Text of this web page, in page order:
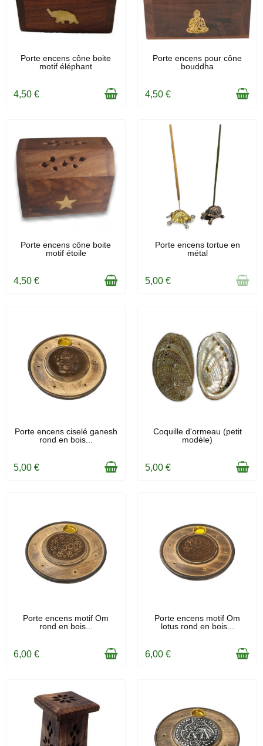
EN STOCK
Porte encens cône boite
motif éléphant
4,50 €
EN STOCK
Porte encens pour cône
bouddha
4,50 €
EN STOCK
Porte encens cône boite
motif étoile
4,50 €
PRODUIT DISPONIBLE AVEC
D'AUTRES OPTIONS
Porte encens tortue en
métal
5,00 €
EN STOCK
Porte encens ciselé ganesh
rond en bois...
5,00 €
EN STOCK
Coquille d'ormeau (petit
modèle)
5,00 €
EN STOCK
Porte encens motif Om
rond en bois...
6,00 €
EN STOCK
Porte encens motif Om
lotus rond en bois...
6,00 €